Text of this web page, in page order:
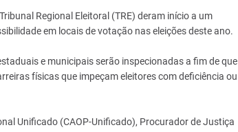
Regional Eleitoral (TRE) deram início a um
em locais de votação nas eleições deste ano.
e municipais serão inspecionadas a fim de que
físicas que impeçam eleitores com deficiência ou
Unificado (CAOP-Unificado), Procurador de Justiça